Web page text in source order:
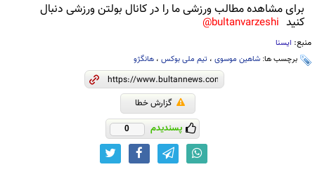
برای مشاهده مطالب ورزشی ما را در کانال بولتن ورزشی دنبال
کنید bultanvarzeshi@
منبع: ایسنا
برچسب ها: شاهین موسوی ، تیم ملی بوکس ، هانگژو
گزارش خطا
پسندیدم 0